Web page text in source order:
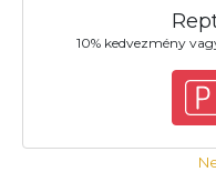
10% kedvezmény